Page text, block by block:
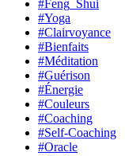
#Feng_Shui
#Yoga
#Clairvoyance
#Bienfaits
#Méditation
#Guérison
#Énergie
#Couleurs
#Coaching
#Self-Coaching
#Oracle